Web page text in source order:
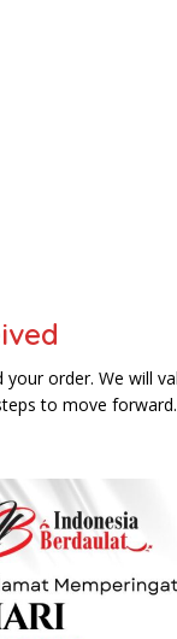
your order. We will
to move forward.